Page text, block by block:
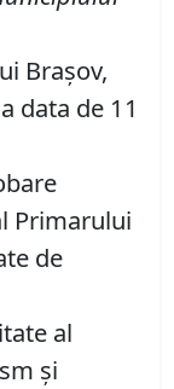
Brașov,
data de 11
Primarului
de
al
și